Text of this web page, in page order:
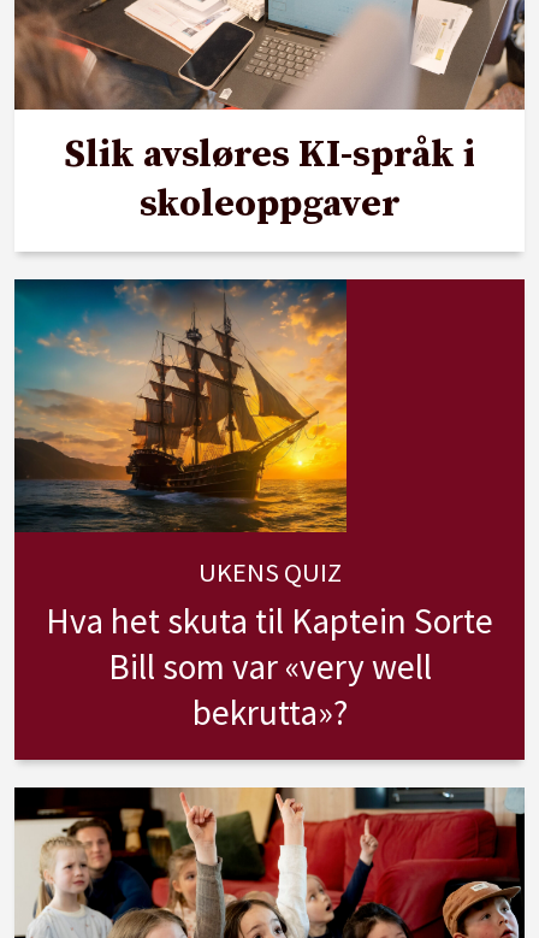
Slik avsløres KI-språk i
skoleoppgaver
UKENS QUIZ
Hva het skuta til Kaptein Sorte
Bill som var «very well
bekrutta»?